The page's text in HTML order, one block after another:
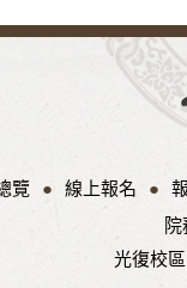
覽 線上報名
光復校